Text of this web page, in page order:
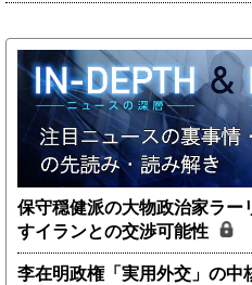
保守穏健派の大物政治家ラー
すイランとの交渉可能性
李在明政権「実用外交」の中